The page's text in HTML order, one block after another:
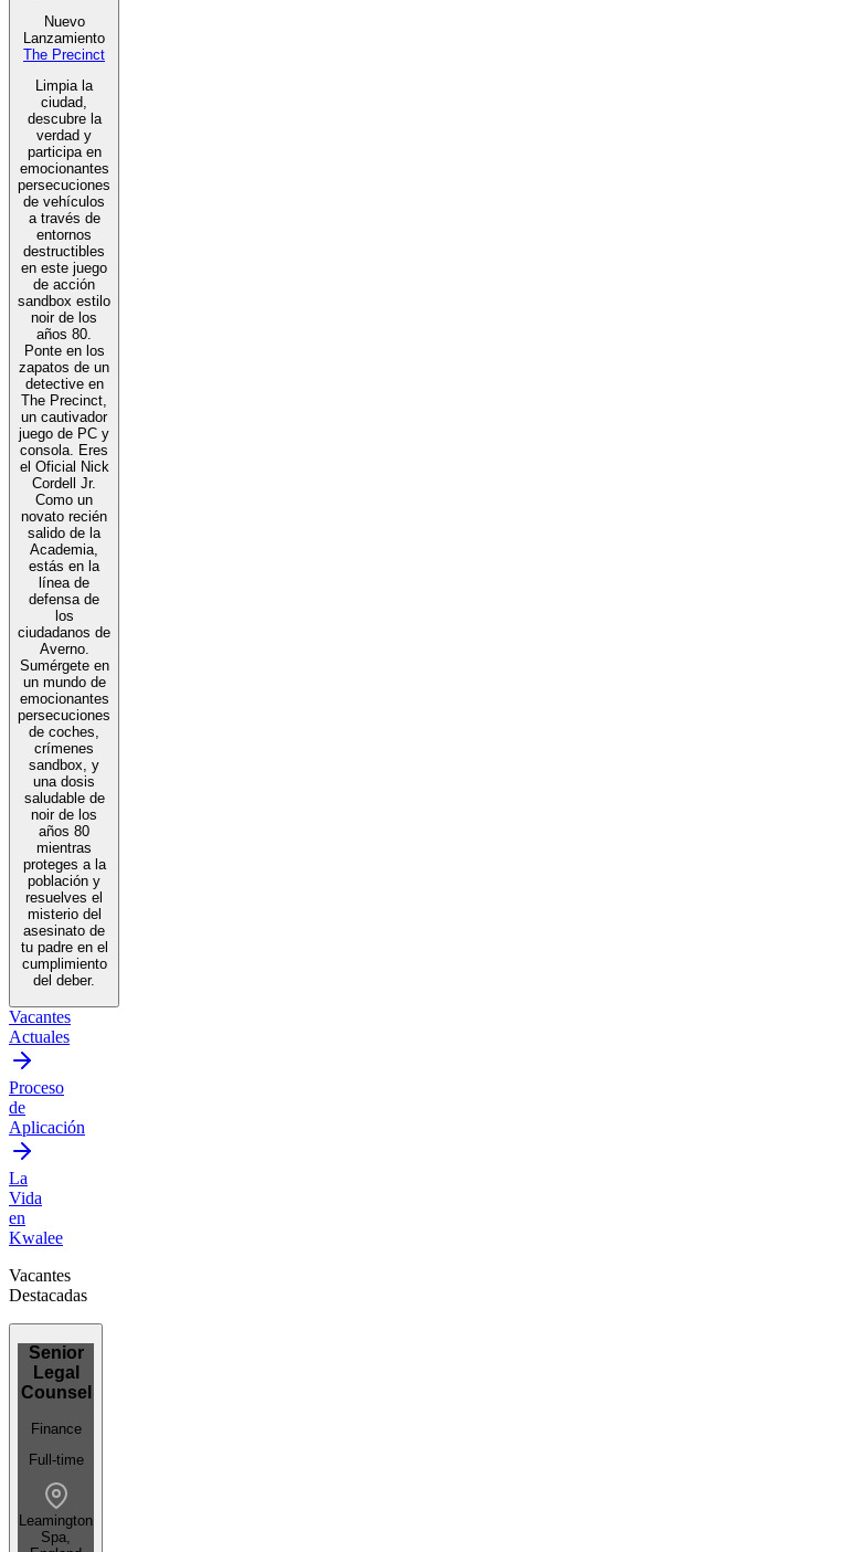
Nuevo
Lanzamiento
The Precinct
Limpia la
ciudad,
descubre la
verdad y
participa en
emocionantes
persecuciones
de vehículos
a través de
entornos
destructibles
en este juego
de acción
sandbox estilo
noir de los
años 80.
Ponte en los
zapatos de un
detective en
The Precinct,
un cautivador
juego de PC y
consola. Eres
el Oficial Nick
Cordell Jr.
Como un
novato recién
salido de la
Academia,
estás en la
línea de
defensa de
los
ciudadanos de
Averno.
Sumérgete en
un mundo de
emocionantes
persecuciones
de coches,
crímenes
sandbox, y
una dosis
saludable de
noir de los
años 80
mientras
proteges a la
población y
resuelves el
misterio del
asesinato de
tu padre en el
cumplimiento
del deber.
Vacantes
Actuales
Proceso
de
Aplicación
La
Vida
en
Kwalee
Vacantes
Destacadas
Senior
Legal
Counsel
Finance
Full-time
Leamington
Spa,